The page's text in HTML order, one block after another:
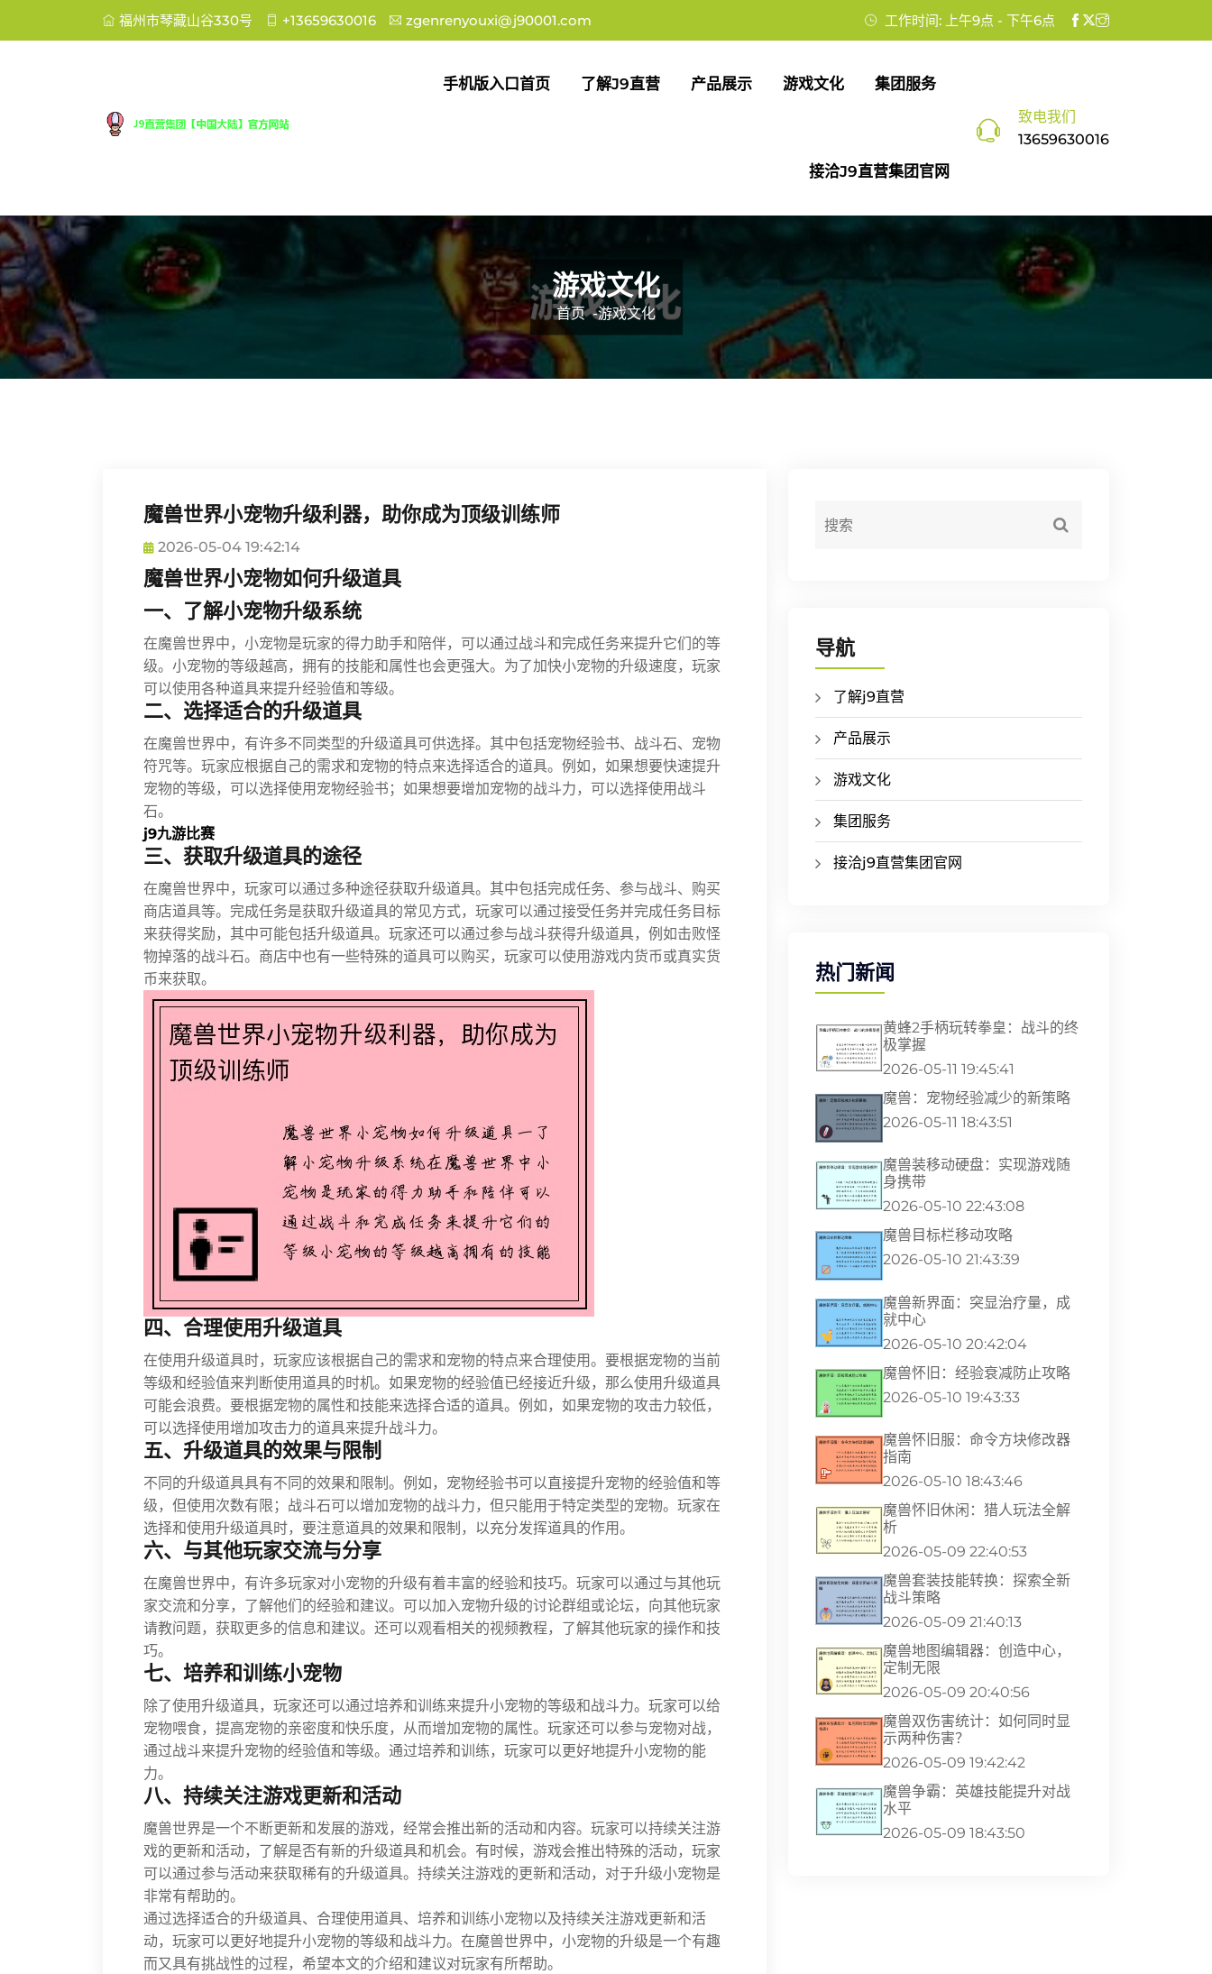
福州市琴藏山谷330号 +13659630016 zgenrenyouxi@j90001.com 工作时间: 上午9点 - 下午6点
手机版入口首页 了解j9直营 产品展示 游戏文化 集团服务
接洽j9直营集团官网
致电我们
13659630016
游戏文化
首页 -游戏文化
魔兽世界小宠物升级利器，助你成为顶级训练师
2026-05-04 19:42:14
魔兽世界小宠物如何升级道具
一、了解小宠物升级系统
在魔兽世界中，小宠物是玩家的得力助手和陪伴，可以通过战斗和完成任务来提升它们的等
级。小宠物的等级越高，拥有的技能和属性也会更强大。为了加快小宠物的升级速度，玩家
可以使用各种道具来提升经验值和等级。
二、选择适合的升级道具
在魔兽世界中，有许多不同类型的升级道具可供选择。其中包括宠物经验书、战斗石、宠物
符咒等。玩家应根据自己的需求和宠物的特点来选择适合的道具。例如，如果想要快速提升
宠物的等级，可以选择使用宠物经验书；如果想要增加宠物的战斗力，可以选择使用战斗
石。
j9九游比赛
三、获取升级道具的途径
在魔兽世界中，玩家可以通过多种途径获取升级道具。其中包括完成任务、参与战斗、购买
商店道具等。完成任务是获取升级道具的常见方式，玩家可以通过接受任务并完成任务目标
来获得奖励，其中可能包括升级道具。玩家还可以通过参与战斗获得升级道具，例如击败怪
物掉落的战斗石。商店中也有一些特殊的道具可以购买，玩家可以使用游戏内货币或真实货
币来获取。
四、合理使用升级道具
在使用升级道具时，玩家应该根据自己的需求和宠物的特点来合理使用。要根据宠物的当前
等级和经验值来判断使用道具的时机。如果宠物的经验值已经接近升级，那么使用升级道具
可能会浪费。要根据宠物的属性和技能来选择合适的道具。例如，如果宠物的攻击力较低，
可以选择使用增加攻击力的道具来提升战斗力。
五、升级道具的效果与限制
不同的升级道具具有不同的效果和限制。例如，宠物经验书可以直接提升宠物的经验值和等
级，但使用次数有限；战斗石可以增加宠物的战斗力，但只能用于特定类型的宠物。玩家在
选择和使用升级道具时，要注意道具的效果和限制，以充分发挥道具的作用。
六、与其他玩家交流与分享
在魔兽世界中，有许多玩家对小宠物的升级有着丰富的经验和技巧。玩家可以通过与其他玩
家交流和分享，了解他们的经验和建议。可以加入宠物升级的讨论群组或论坛，向其他玩家
请教问题，获取更多的信息和建议。还可以观看相关的视频教程，了解其他玩家的操作和技
巧。
七、培养和训练小宠物
除了使用升级道具，玩家还可以通过培养和训练来提升小宠物的等级和战斗力。玩家可以给
宠物喂食，提高宠物的亲密度和快乐度，从而增加宠物的属性。玩家还可以参与宠物对战，
通过战斗来提升宠物的经验值和等级。通过培养和训练，玩家可以更好地提升小宠物的能
力。
八、持续关注游戏更新和活动
魔兽世界是一个不断更新和发展的游戏，经常会推出新的活动和内容。玩家可以持续关注游
戏的更新和活动，了解是否有新的升级道具和机会。有时候，游戏会推出特殊的活动，玩家
可以通过参与活动来获取稀有的升级道具。持续关注游戏的更新和活动，对于升级小宠物是
非常有帮助的。
通过选择适合的升级道具、合理使用道具、培养和训练小宠物以及持续关注游戏更新和活
动，玩家可以更好地提升小宠物的等级和战斗力。在魔兽世界中，小宠物的升级是一个有趣
而又具有挑战性的过程，希望本文的介绍和建议对玩家有所帮助。
导航
了解j9直营
产品展示
游戏文化
集团服务
接洽j9直营集团官网
热门新闻
黄蜂2手柄玩转拳皇：战斗的终
极掌握
2026-05-11 19:45:41
魔兽：宠物经验减少的新策略
2026-05-11 18:43:51
魔兽装移动硬盘：实现游戏随
身携带
2026-05-10 22:43:08
魔兽目标栏移动攻略
2026-05-10 21:43:39
魔兽新界面：突显治疗量，成
就中心
2026-05-10 20:42:04
魔兽怀旧：经验衰减防止攻略
2026-05-10 19:43:33
魔兽怀旧服：命令方块修改器
指南
2026-05-10 18:43:46
魔兽怀旧休闲：猎人玩法全解
析
2026-05-09 22:40:53
魔兽套装技能转换：探索全新
战斗策略
2026-05-09 21:40:13
魔兽地图编辑器：创造中心，
定制无限
2026-05-09 20:40:56
魔兽双伤害统计：如何同时显
示两种伤害？
2026-05-09 19:42:42
魔兽争霸：英雄技能提升对战
水平
2026-05-09 18:43:50